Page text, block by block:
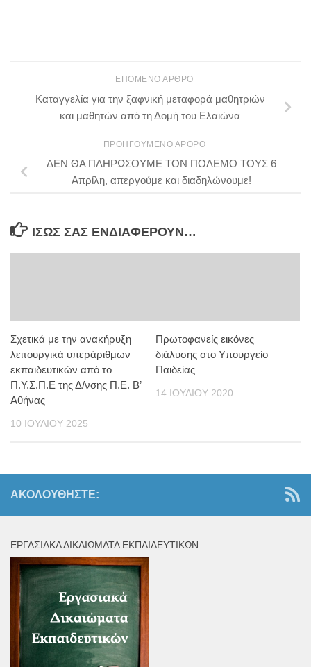
ΕΠΌΜΕΝΟ ΆΡΘΡΟ
Καταγγελία για την ξαφνική μεταφορά μαθητριών
και μαθητών από τη Δομή του Ελαιώνα
ΠΡΟΗΓΟΎΜΕΝΟ ΆΡΘΡΟ
ΔΕΝ ΘΑ ΠΛΗΡΩΣΟΥΜΕ ΤΟΝ ΠΟΛΕΜΟ ΤΟΥΣ 6
Απρίλη, απεργούμε και διαδηλώνουμε!
ΊΣΩΣ ΣΑΣ ΕΝΔΙΑΦΈΡΟΥΝ…
Σχετικά με την ανακήρυξη
λειτουργικά υπεράριθμων
εκπαιδευτικών από το
Π.Υ.Σ.Π.Ε της Δ/νσης Π.Ε. Β’
Αθήνας
10 ΙΟΥΛΊΟΥ 2025
Πρωτοφανείς εικόνες
διάλυσης στο Υπουργείο
Παιδείας
14 ΙΟΥΛΊΟΥ 2020
ΑΚΟΛΟΥΘΉΣΤΕ:
ΕΡΓΑΣΙΑΚΆ ΔΙΚΑΙΏΜΑΤΑ ΕΚΠΑΙΔΕΥΤΙΚΏΝ